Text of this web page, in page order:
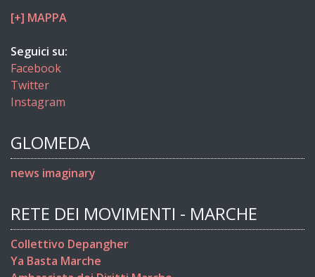
[+] MAPPA
Seguici su:
Facebook
Twitter
Instagram
GLOMEDA
news imaginary
RETE DEI MOVIMENTI - MARCHE
Collettivo Depangher
Ya Basta Marche